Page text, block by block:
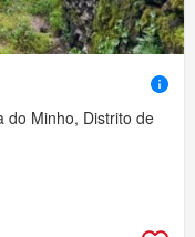
do Minho, Distrito de